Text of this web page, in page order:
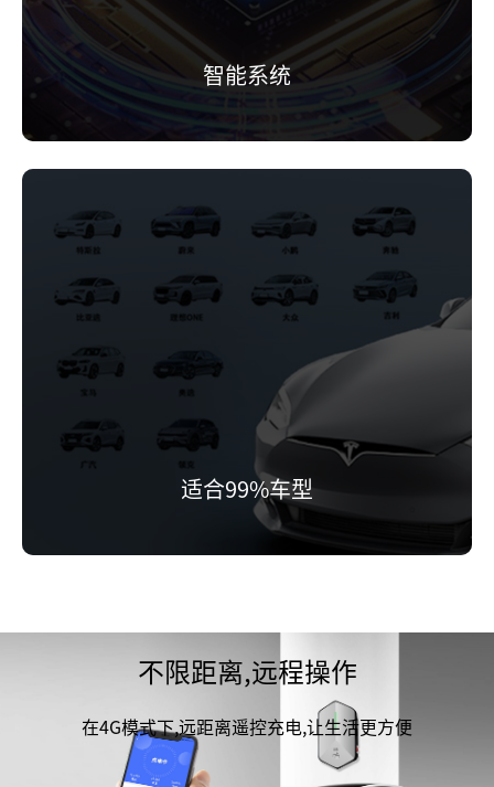
智能系统
适合99%车型
不限距离,远程操作
在4G模式下,远距离遥控充电,让生活更方便